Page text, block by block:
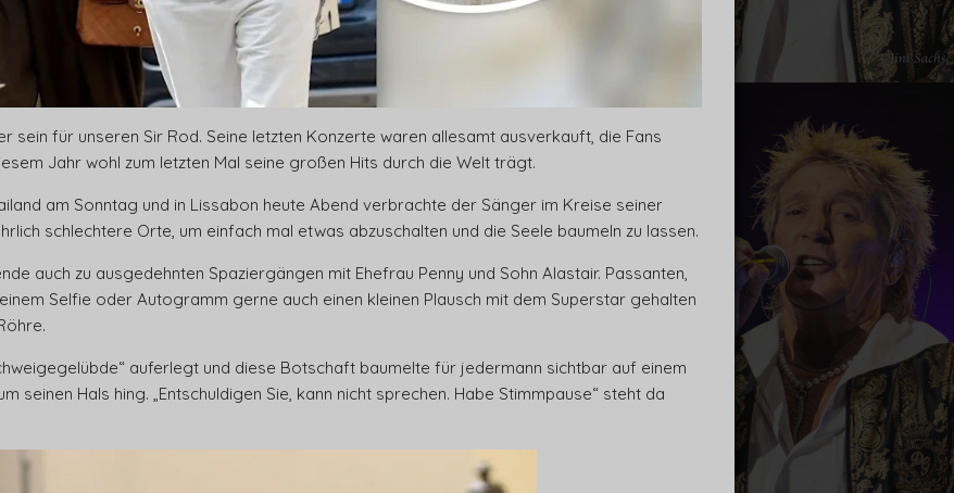
sein für unseren Sir Rod. Seine letzten Konzerte waren allesamt ausverkauft, die Fans
Jahr wohl zum letzten Mal seine großen Hits durch die Welt trägt.
am Sonntag und in Lissabon heute Abend verbrachte der Sänger im Kreise seiner
schlechtere Orte, um einfach mal etwas abzuschalten und die Seele baumeln zu lassen.
auch zu ausgedehnten Spaziergängen mit Ehefrau Penny und Sohn Alastair. Passanten,
Selfie oder Autogramm gerne auch einen kleinen Plausch mit dem Superstar gehalten
auferlegt und diese Botschaft baumelte für jedermann sichtbar auf einem
seinen Hals hing. „Entschuldigen Sie, kann nicht sprechen. Habe Stimmpause“ steht da